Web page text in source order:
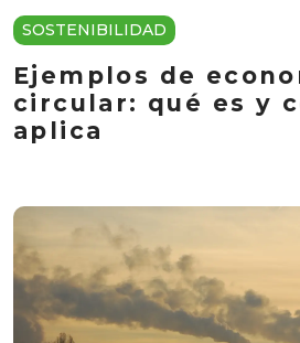
SOSTENIBILIDAD
Ejemplos de
circular: qué es y
aplica